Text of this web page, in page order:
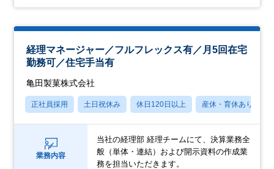
経理マネージャー／フルフレックス有／月5回在宅
勤務可／住宅手当有
亀田製菓株式会社
正社員採用 土日祝休み 休日120日以上 産休・育休あり
業務内容
当社の経理部 経理チームにて、決算業務全
般（単体・連結）および開示資料の作成業
務を担当いただきます。